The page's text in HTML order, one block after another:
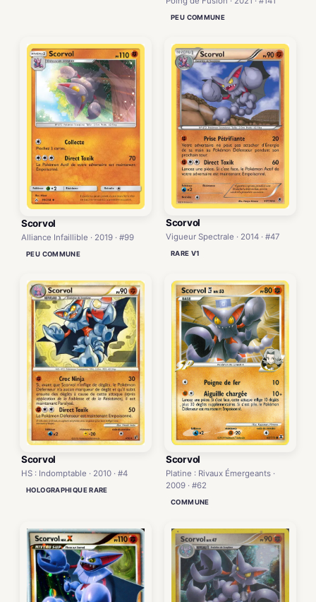
PEU COMMUNE
Scorvol
Alliance Infaillible · 2019 · #99
PEU COMMUNE
Scorvol
Vigueur Spectrale · 2014 · #47
RARE V1
Scorvol
HS : Indomptable · 2010 · #4
HOLOGRAPHIQUE RARE
Scorvol
Platine : Rivaux Émergeants ·
2009 · #62
COMMUNE